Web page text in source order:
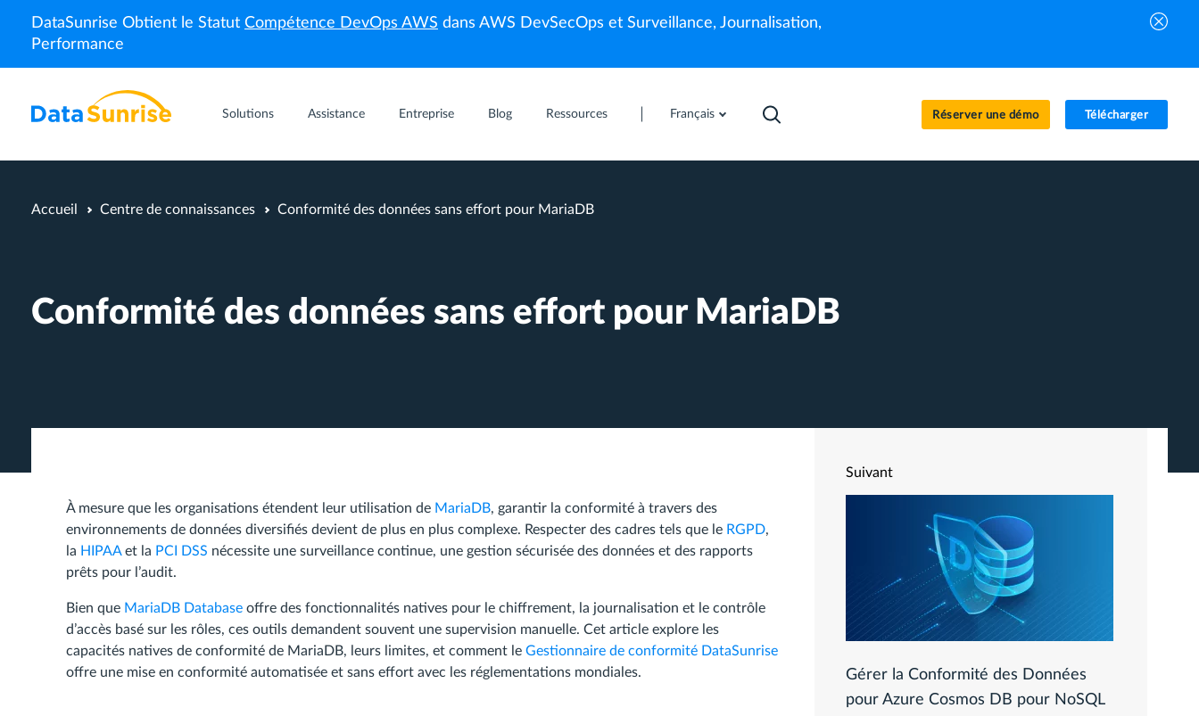
DataSunrise Obtient le Statut Compétence DevOps AWS dans AWS DevSecOps et Surveillance, Journalisation,
Performance
Solutions Assistance Entreprise Blog Ressources Français Réserver une démo Télécharger
Accueil Centre de connaissances Conformité des données sans effort pour MariaDB
Conformité des données sans effort pour MariaDB
À mesure que les organisations étendent leur utilisation de MariaDB, garantir la conformité à travers des
environnements de données diversifiés devient de plus en plus complexe. Respecter des cadres tels que le RGPD,
la HIPAAet la PCI DSS nécessite une surveillance continue, une gestion sécurisée des données et des rapports
prêts pour l’audit.
Bien que MariaDB Database offre des fonctionnalités natives pour le chiffrement, la journalisation et le contrôle
d’accès basé sur les rôles, ces outils demandent souvent une supervision manuelle. Cet article explore les
capacités natives de conformité de MariaDB, leurs limites, et comment le Gestionnaire de conformité DataSunrise
offre une mise en conformité automatisée et sans effort avec les réglementations mondiales.
Suivant
Gérer la Conformité des Données
pour Azure Cosmos DB pour NoSQL